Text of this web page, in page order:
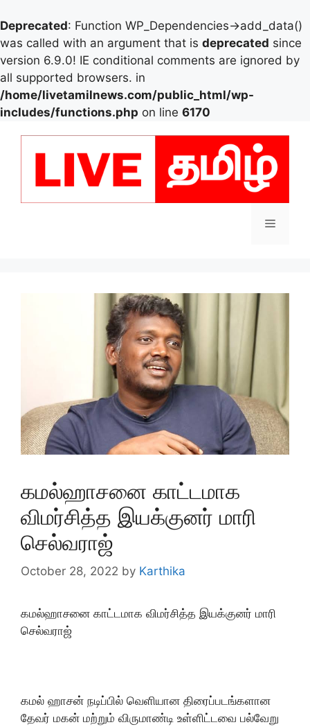
Deprecated: Function WP_Dependencies->add_data()
was called with an argument that is deprecated since
version 6.9.0! IE conditional comments are ignored by
all supported browsers. in
/home/livetamilnews.com/public_html/wp-
includes/functions.php on line 6170
Menu
கமல்ஹாசனை காட்டமாக
விமர்சித்த இயக்குனர் மாரி
செல்வராஜ்
October 28, 2022 by Karthika
கமல்ஹாசனை காட்டமாக விமர்சித்த இயக்குனர் மாரி
செல்வராஜ்
கமல் ஹாசன் நடிப்பில் வெளியான திரைப்படங்களான
தேவர் மகன் மற்றும் விருமாண்டி உள்ளிட்டவை பல்வேறு